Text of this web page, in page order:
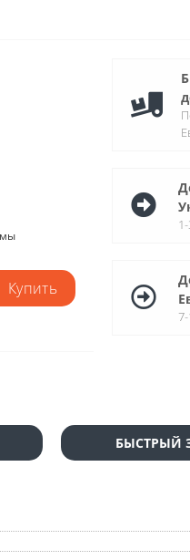
Купить
БЫСТРЫЙ